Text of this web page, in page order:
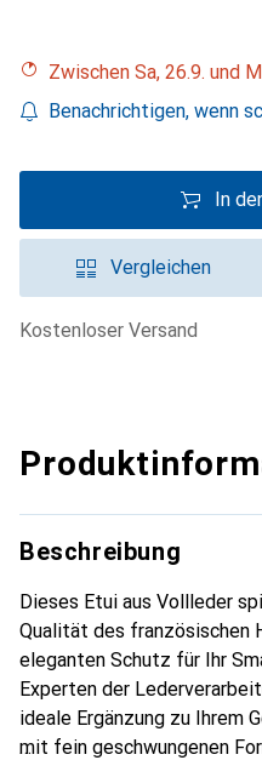
Zwischen Sa, 26.9. und
Benachrichtigen, wenn
In
Vergleichen
kostenloser Versand
Beschreibung
Dieses Etui aus Vollleder
Qualität des französischen
eleganten Schutz für Ihr
Experten der
ideale Ergänzung zu Ihrem
mit fein geschwungenen